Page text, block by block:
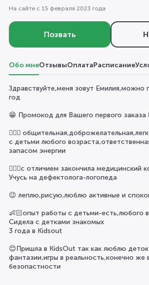
На сайте с 15 февраля 2023 года
Позвать
Обо мнеОтзывыОплатаРасписание
Здравствуйте,меня зовут Емилия,можно
год
😁 Промокод для Вашего первого
🙋🏼‍♀️
с детьми любого
запасом энергии
👩🏼‍⚕️с отличием закончила медицинский
Учусь на дефектолога-логопеда
😉 леплю,рисую,люблю активные и
👶🏻опыт работы с детьми-есть,любого
Сидела с детками знакомых
3 года в Kidsout
😊Пришла в KidsOut так как люблю
фантазии,игры в реальность,конечно же
безопастности